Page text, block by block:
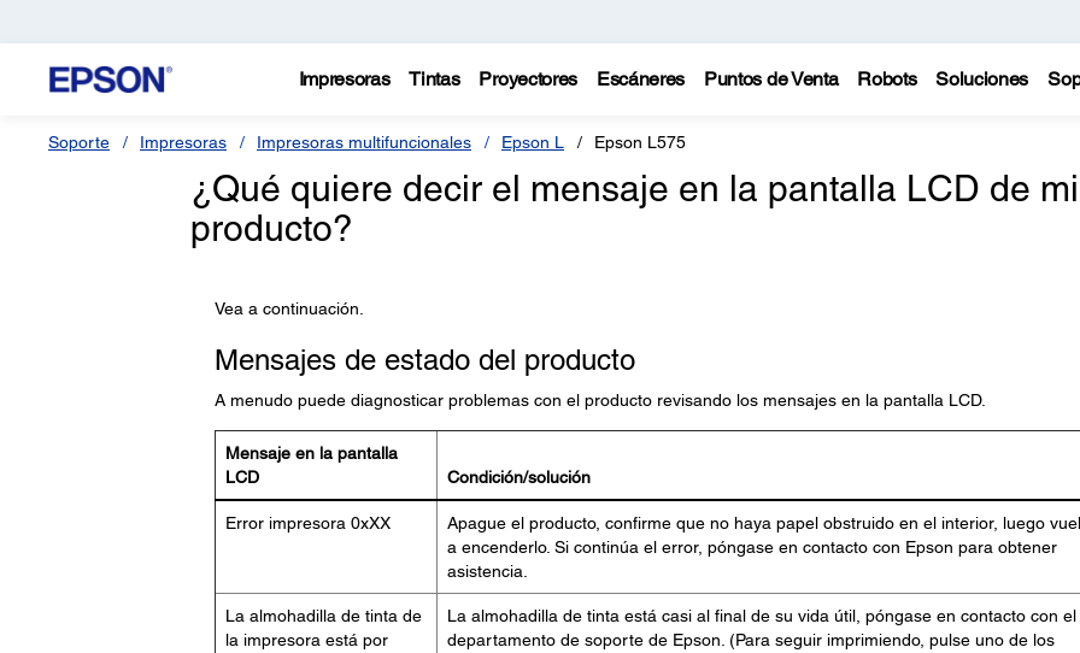
Impresoras Tintas Proyectores Escáneres Puntos de Venta Robots Soluciones
Soporte Impresoras Impresoras multifuncionales Epson L Epson L575
¿Qué quiere decir el mensaje en la pantalla LCD de mi
producto?
Vea a continuación.
Mensajes de estado del producto
A menudo puede diagnosticar problemas con el producto revisando los mensajes en la pantalla LCD.
Mensaje en la pantalla
LCD
Condición/solución
Error impresora 0xXX
Apague el producto, confirme que no haya papel obstruido en el interior, luego
a encenderlo. Si continúa el error, póngase en contacto con Epson para obtener
asistencia.
La almohadilla de tinta de
la impresora está por
La almohadilla de tinta está casi al final de su vida útil, póngase en contacto con el
departamento de soporte de Epson. (Para seguir imprimiendo, pulse uno de los